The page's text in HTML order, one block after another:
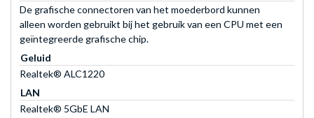
De grafische connectoren van het moederbord kunnen
alleen worden gebruikt bij het gebruik van een CPU met een
geïntegreerde grafische chip.
Geluid
Realtek® ALC1220
LAN
Realtek® 5GbE LAN